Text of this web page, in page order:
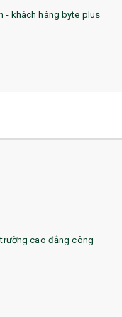
- khách hàng byte plus
cao đẳng công